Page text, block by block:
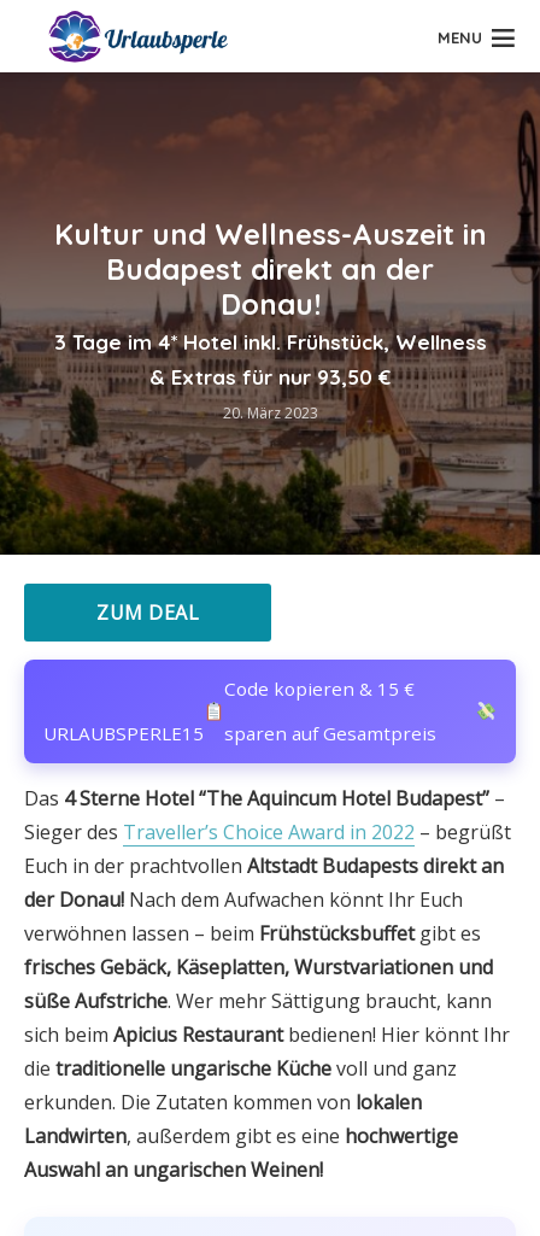
MENU
Kultur und Wellness-Auszeit in
Budapest direkt an der
Donau!
3 Tage im 4* Hotel inkl. Frühstück, Wellness
& Extras für nur 93,50 €
20. März 2023
ZUM DEAL
URLAUBSPERLE15
Code kopieren & 15 €
sparen auf Gesamtpreis
Das 4 Sterne Hotel “The Aquincum Hotel Budapest” –
Sieger des Traveller’s Choice Award in 2022 – begrüßt
Euch in der prachtvollen Altstadt Budapests direkt an
der Donau! Nach dem Aufwachen könnt Ihr Euch
verwöhnen lassen – beim Frühstücksbuffetgibt es
frisches Gebäck, Käseplatten, Wurstvariationen und
süße Aufstriche. Wer mehr Sättigung braucht, kann
sich beim Apicius Restaurantbedienen! Hier könnt Ihr
die traditionelle ungarische Küchevoll und ganz
erkunden. Die Zutaten kommen von lokalen
Landwirten, außerdem gibt es eine hochwertige
Auswahl an ungarischen Weinen!